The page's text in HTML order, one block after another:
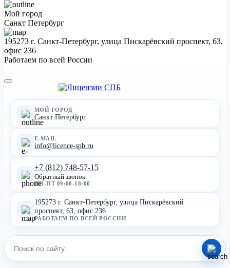
Мой город
Санкт Петербург
195273 г. Санкт-Петербург, улица Пискарёвский проспект, 63,
офис 236
Работаем по всей России
МОЙ ГОРОД
Санкт Петербург
E-MAIL
info@licence-spb.ru
+7 (812) 748-57-15
Обратный звонок
ПН-ПТ 09:00-18:00
195273 г. Санкт-Петербург, улица Пискарёвский
проспект, 63, офис 236
РАБОТАЕМ ПО ВСЕЙ РОССИИ